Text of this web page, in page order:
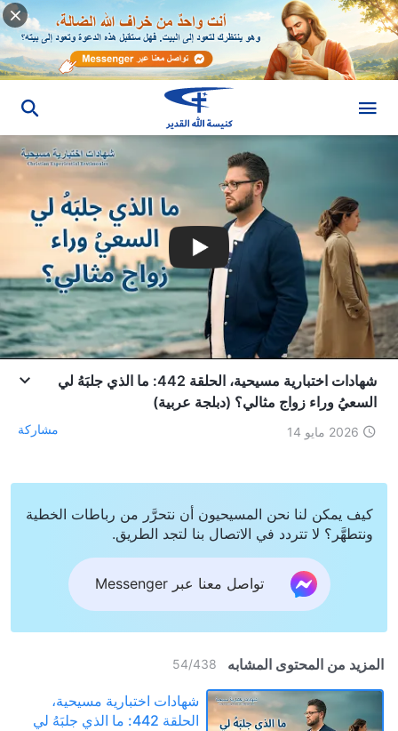
شهادات اختبارية مسيحية، الحلقة 442: ما الذي جلبَهُ لي
السعيُ وراء زواج مثالي؟ (دبلجة عربية)
2026 مايو 14 مشاركة
كيف يمكن لنا نحن المسيحيون أن نتحرَّر من رباطات الخطية
ونتطهَّر؟ لا تتردد في الاتصال بنا لتجد الطريق.
تواصل معنا عبر Messenger
المزيد من المحتوى المشابه 54/438
شهادات اختبارية مسيحية،
الحلقة 442: ما الذي جلبَهُ لي